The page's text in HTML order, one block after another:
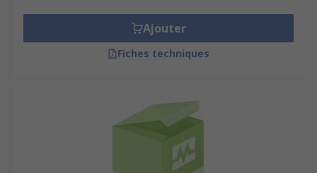
Ajouter
Fiches techniques